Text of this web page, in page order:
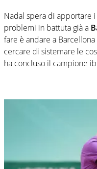
Nadal spera di apportare
problemi in battuta già a
fare è andare a Barcellona
cercare di sistemare le
ha concluso il campione